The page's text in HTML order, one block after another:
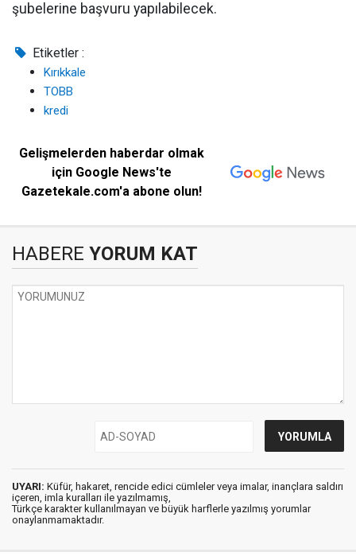
şubelerine başvuru yapılabilecek.
Etiketler :
Kırıkkale
TOBB
kredi
Gelişmelerden haberdar olmak
için Google News'te
Gazetekale.com'a abone olun!
HABERE YORUM KAT
UYARI: Küfür, hakaret, rencide edici cümleler veya imalar, inançlara saldırı
içeren, imla kuralları ile yazılmamış,
Türkçe karakter kullanılmayan ve büyük harflerle yazılmış yorumlar
onaylanmamaktadır.